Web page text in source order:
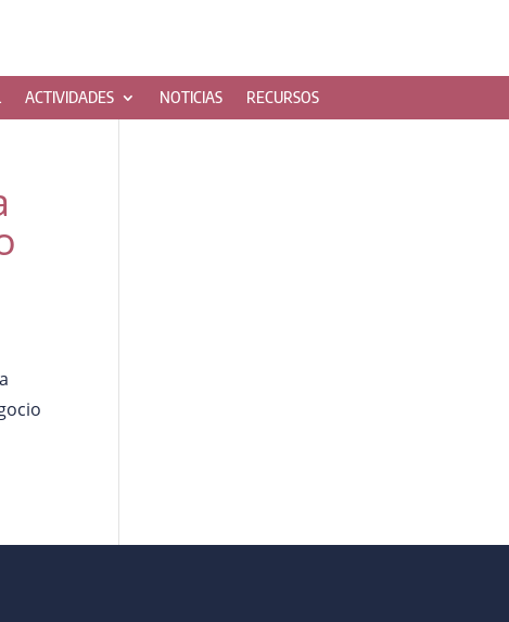
ACTIVIDADES NOTICIAS RECURSOS